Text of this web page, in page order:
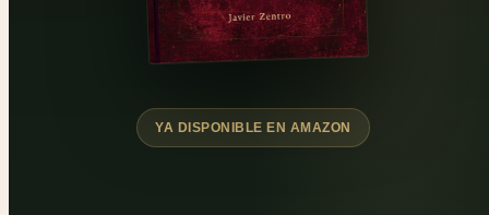
YA DISPONIBLE EN AMAZON